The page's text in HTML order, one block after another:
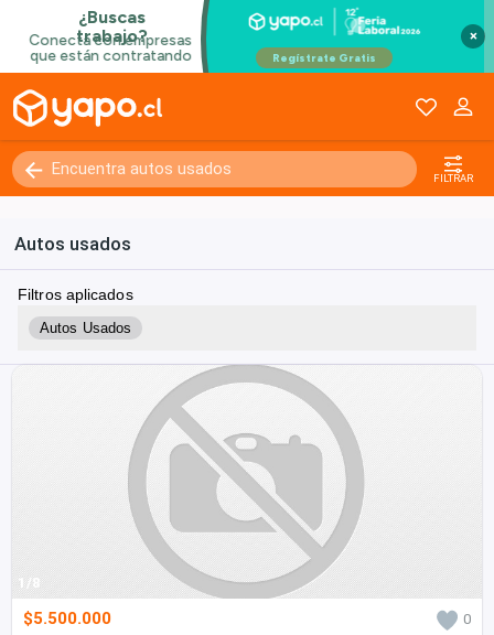
×
FILTRAR
Autos usados
Filtros aplicados
Autos Usados
1/8
$5.500.000
0